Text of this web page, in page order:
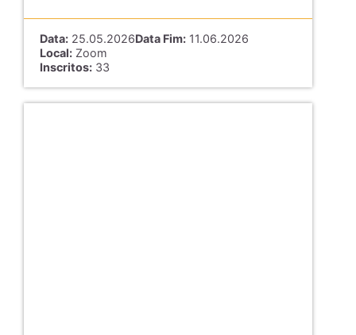
Data:25.05.2026Data Fim:11.06.2026
Local:Zoom
Inscritos:33